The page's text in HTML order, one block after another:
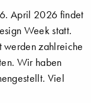
April 2026 findet
Week statt.
werden zahlreiche
Wir haben
Viel